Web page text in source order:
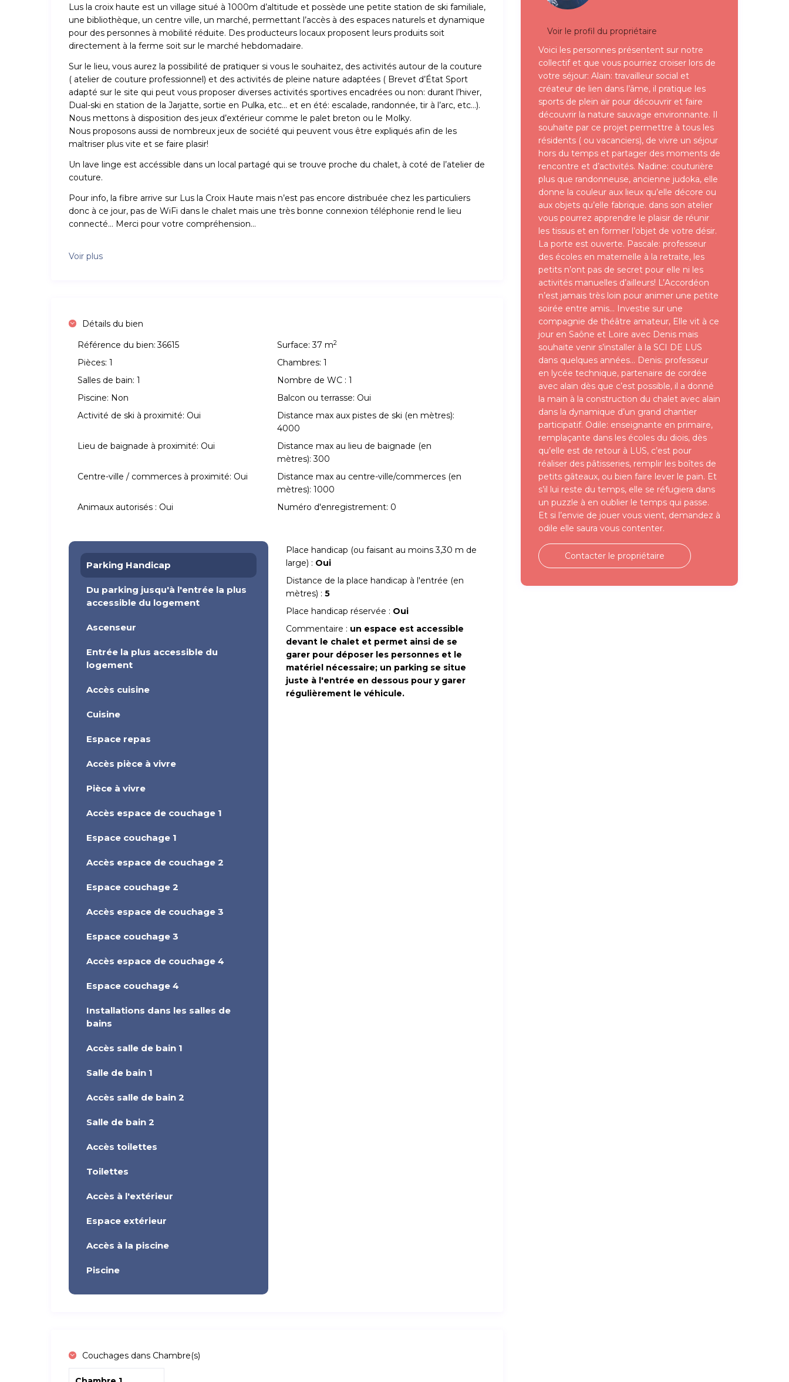
Lus la croix haute est un village situé à 1000m d’altitude et possède une petite station de ski familiale,
une bibliothèque, un centre ville, un marché, permettant l’accès à des espaces naturels et dynamique
pour des personnes à mobilité réduite. Des producteurs locaux proposent leurs produits soit
directement à la ferme soit sur le marché hebdomadaire.
Sur le lieu, vous aurez la possibilité de pratiquer si vous le souhaitez, des activités autour de la couture
( atelier de couture professionnel) et des activités de pleine nature adaptées ( Brevet d’État Sport
adapté sur le site qui peut vous proposer diverses activités sportives encadrées ou non: durant l’hiver,
Dual-ski en station de la Jarjatte, sortie en Pulka, etc… et en été: escalade, randonnée, tir à l’arc, etc…).
Nous mettons à disposition des jeux d’extérieur comme le palet breton ou le Molky.
Nous proposons aussi de nombreux jeux de société qui peuvent vous être expliqués afin de les
maîtriser plus vite et se faire plasir!
Un lave linge est accéssible dans un local partagé qui se trouve proche du chalet, à coté de l’atelier de
couture.
Pour info, la fibre arrive sur Lus la Croix Haute mais n’est pas encore distribuée chez les particuliers
donc à ce jour, pas de WiFi dans le chalet mais une très bonne connexion téléphonie rend le lieu
connecté… Merci pour votre compréhension…
Voir plus
Détails du bien
Référence du bien: 36615 Surface: 37 m2
Pièces: 1 Chambres: 1
Salles de bain: 1 Nombre de WC : 1
Piscine: Non Balcon ou terrasse: Oui
Activité de ski à proximité: Oui
Distance max aux pistes de ski (en mètres):
4000
Lieu de baignade à proximité: Oui
Distance max au lieu de baignade (en
mètres): 300
Centre-ville / commerces à proximité: Oui
Distance max au centre-ville/commerces (en
mètres): 1000
Animaux autorisés : Oui Numéro d'enregistrement: 0
Parking Handicap
Du parking jusqu'à l'entrée la plus
accessible du logement
Ascenseur
Entrée la plus accessible du
logement
Accès cuisine
Cuisine
Espace repas
Accès pièce à vivre
Pièce à vivre
Accès espace de couchage 1
Espace couchage 1
Accès espace de couchage 2
Espace couchage 2
Accès espace de couchage 3
Espace couchage 3
Accès espace de couchage 4
Espace couchage 4
Installations dans les salles de
bains
Accès salle de bain 1
Salle de bain 1
Accès salle de bain 2
Salle de bain 2
Accès toilettes
Toilettes
Accès à l'extérieur
Espace extérieur
Accès à la piscine
Piscine
Place handicap (ou faisant au moins 3,30 m de
large) : Oui
Distance de la place handicap à l'entrée (en
mètres) : 5
Place handicap réservée : Oui
Commentaire : un espace est accessible
devant le chalet et permet ainsi de se
garer pour déposer les personnes et le
matériel nécessaire; un parking se situe
juste à l'entrée en dessous pour y garer
régulièrement le véhicule.
Couchages dans Chambre(s)
Voir le profil du propriétaire
Voici les personnes présentent sur notre
collectif et que vous pourriez croiser lors de
votre séjour: Alain: travailleur social et
créateur de lien dans l’âme, il pratique les
sports de plein air pour découvrir et faire
découvrir la nature sauvage environnante. Il
souhaite par ce projet permettre à tous les
résidents ( ou vacanciers), de vivre un séjour
hors du temps et partager des moments de
rencontre et d’activités. Nadine: couturière
plus que randonneuse, ancienne judoka, elle
donne la couleur aux lieux qu’elle décore ou
aux objets qu’elle fabrique. dans son atelier
vous pourrez apprendre le plaisir de réunir
les tissus et en former l’objet de votre désir.
La porte est ouverte. Pascale: professeur
des écoles en maternelle à la retraite, les
petits n’ont pas de secret pour elle ni les
activités manuelles d’ailleurs! L’Accordéon
n’est jamais très loin pour animer une petite
soirée entre amis… Investie sur une
compagnie de théâtre amateur, Elle vit à ce
jour en Saône et Loire avec Denis mais
souhaite venir s’installer à la SCI DE LUS
dans quelques années… Denis: professeur
en lycée technique, partenaire de cordée
avec alain dès que c’est possible, il a donné
la main à la construction du chalet avec alain
dans la dynamique d’un grand chantier
participatif. Odile: enseignante en primaire,
remplaçante dans les écoles du diois, dès
qu’elle est de retour à LUS, c’est pour
réaliser des pâtisseries, remplir les boîtes de
petits gâteaux, ou bien faire lever le pain. Et
s’il lui reste du temps, elle se réfugiera dans
un puzzle à en oublier le temps qui passe.
Et si l’envie de jouer vous vient, demandez à
odile elle saura vous contenter.
Contacter le propriétaire